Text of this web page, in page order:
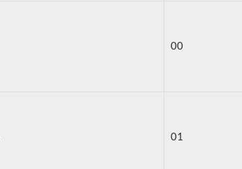
00
01